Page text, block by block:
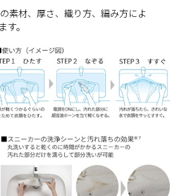
素材、厚さ、織り方、編み方によ
す。